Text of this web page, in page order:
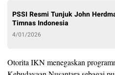
PSSI Resmi Tunjuk John
Timnas Indonesia
4/01/2026
Otorita IKN menegaskan